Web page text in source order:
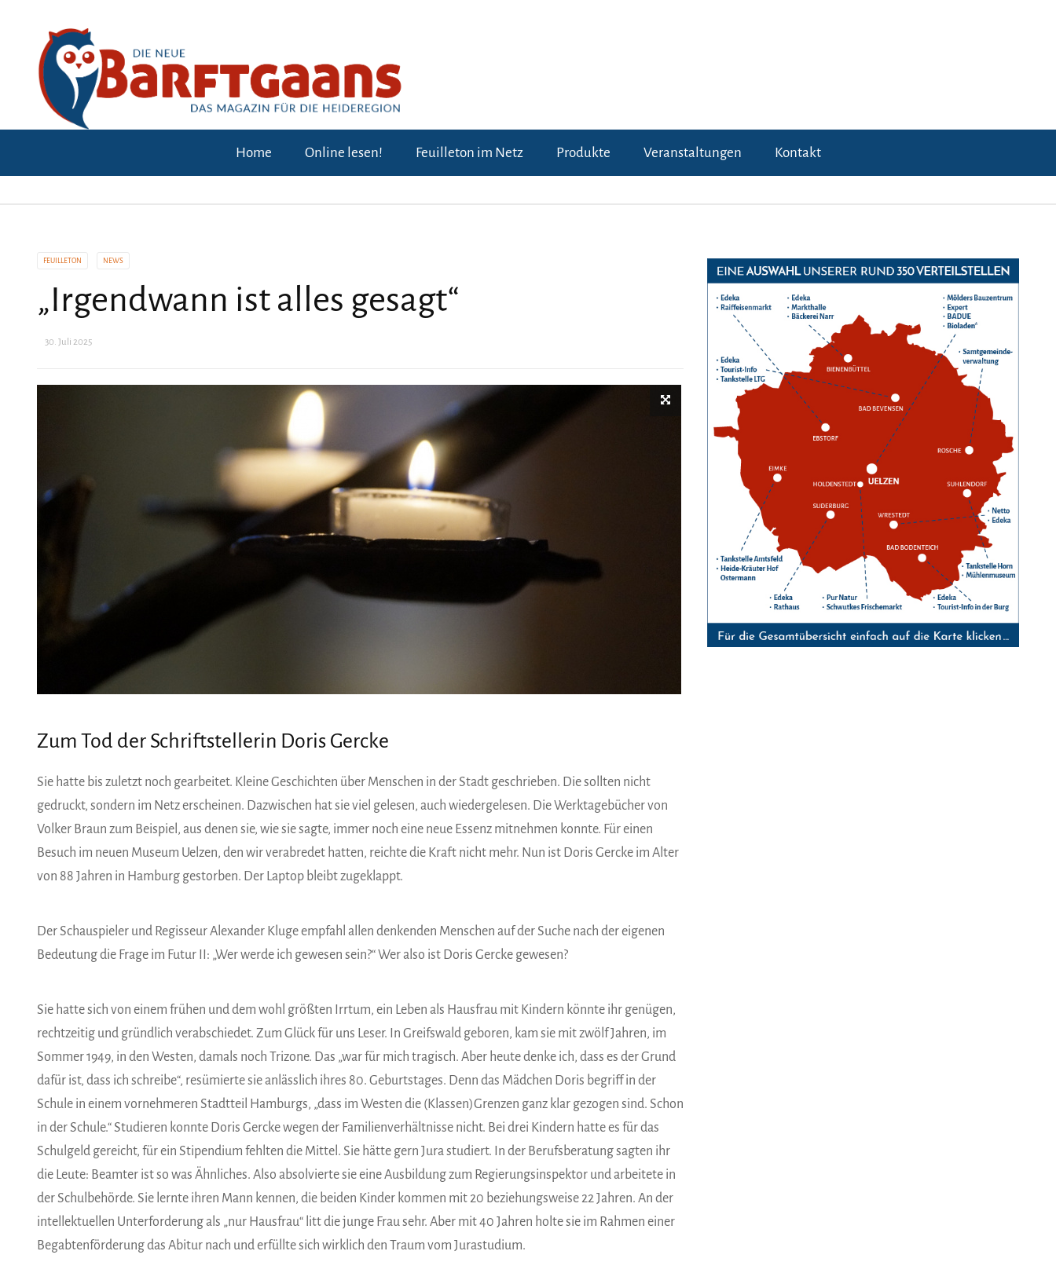
Home Online lesen! Feuilleton im Netz Produkte Veranstaltungen Kontakt
FEUILLETON NEWS
„Irgendwann ist alles gesagt“
30. Juli 2025
Zum Tod der Schriftstellerin Doris Gercke
Sie hatte bis zuletzt noch gearbeitet. Kleine Geschichten über Menschen in der Stadt geschrieben. Die sollten nicht
gedruckt, sondern im Netz erscheinen. Dazwischen hat sie viel gelesen, auch wiedergelesen. Die Werktagebücher von
Volker Braun zum Beispiel, aus denen sie, wie sie sagte, immer noch eine neue Essenz mitnehmen konnte. Für einen
Besuch im neuen Museum Uelzen, den wir verabredet hatten, reichte die Kraft nicht mehr. Nun ist Doris Gercke im Alter
von 88 Jahren in Hamburg gestorben. Der Laptop bleibt zugeklappt.
Der Schauspieler und Regisseur Alexander Kluge empfahl allen denkenden Menschen auf der Suche nach der eigenen
Bedeutung die Frage im Futur II: „Wer werde ich gewesen sein?“ Wer also ist Doris Gercke gewesen?
Sie hatte sich von einem frühen und dem wohl größten Irrtum, ein Leben als Hausfrau mit Kindern könnte ihr genügen,
rechtzeitig und gründlich verabschiedet. Zum Glück für uns Leser. In Greifswald geboren, kam sie mit zwölf Jahren, im
Sommer 1949, in den Westen, damals noch Trizone. Das „war für mich tragisch. Aber heute denke ich, dass es der Grund
dafür ist, dass ich schreibe“, resümierte sie anlässlich ihres 80. Geburtstages. Denn das Mädchen Doris begriff in der
Schule in einem vornehmeren Stadtteil Hamburgs, „dass im Westen die (Klassen)Grenzen ganz klar gezogen sind. Schon
in der Schule.“ Studieren konnte Doris Gercke wegen der Familienverhältnisse nicht. Bei drei Kindern hatte es für das
Schulgeld gereicht, für ein Stipendium fehlten die Mittel. Sie hätte gern Jura studiert. In der Berufsberatung sagten ihr
die Leute: Beamter ist so was Ähnliches. Also absolvierte sie eine Ausbildung zum Regierungsinspektor und arbeitete in
der Schulbehörde. Sie lernte ihren Mann kennen, die beiden Kinder kommen mit 20 beziehungsweise 22 Jahren. An der
intellektuellen Unterforderung als „nur Hausfrau“ litt die junge Frau sehr. Aber mit 40 Jahren holte sie im Rahmen einer
Begabtenförderung das Abitur nach und erfüllte sich wirklich den Traum vom Jurastudium.